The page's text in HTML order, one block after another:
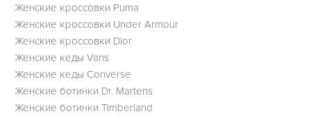
Женские кроссовки Puma
Женские кроссовки Under Armour
Женские кроссовки Dior
Женские кеды Vans
Женские кеды Converse
Женские ботинки Dr. Martens
Женские ботинки Timberland